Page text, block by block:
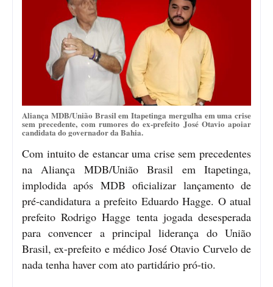
Aliança MDB/União Brasil em Itapetinga mergulha em uma crise
sem precedente, com rumores do ex-prefeito José Otavio apoiar
candidata do governador da Bahia.
Com intuito de estancar uma crise sem precedentes
na Aliança MDB/União Brasil em Itapetinga,
implodida após MDB oficializar lançamento de
pré-candidatura a prefeito Eduardo Hagge. O atual
prefeito Rodrigo Hagge tenta jogada desesperada
para convencer a principal liderança do União
Brasil, ex-prefeito e médico José Otavio Curvelo de
nada tenha haver com ato partidário pró-tio.